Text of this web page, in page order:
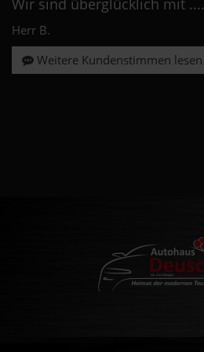
Wir sind überglücklich mit ....
Herr B.
Weitere Kundenstimmen lesen